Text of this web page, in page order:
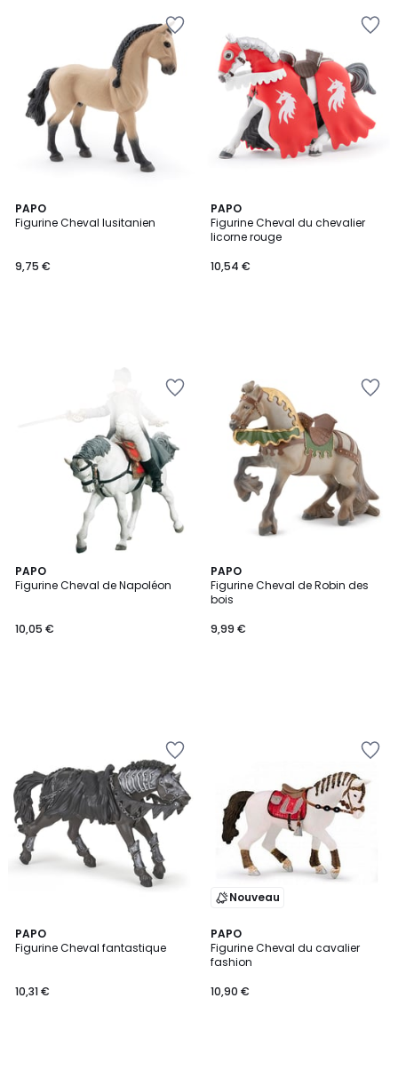
PAPO
Figurine Cheval lusitanien
9,75 €
PAPO
Figurine Cheval du chevalier
licorne rouge
10,54 €
PAPO
Figurine Cheval de Napoléon
10,05 €
PAPO
Figurine Cheval de Robin des
bois
9,99 €
PAPO
Figurine Cheval fantastique
10,31 €
Nouveau
PAPO
Figurine Cheval du cavalier
fashion
10,90 €